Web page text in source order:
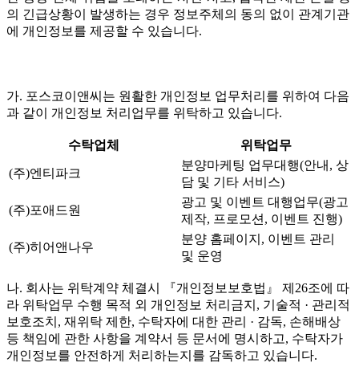
의 긴급상황이 발생하는 경우 정보주체의 동의 없이 관계기관
에 개인정보를 제공할 수 있습니다.
가. 포스코이앤씨는 원활한 개인정보 업무처리를 위하여 다음
과 같이 개인정보 처리업무를 위탁하고 있습니다.
수탁업체 위탁업무
(주)엔티파크
분양마케팅 업무대행(안내, 상
담 및 기타 서비스)
(주)포애드원
광고 및 이벤트 대행업무(광고
제작, 프로모션, 이벤트 진행)
(주)히어앤나우
분양 홈페이지, 이벤트 관리
및 운영
나. 회사는 위탁계약 체결시 『개인정보보호법』 제26조에 따
라 위탁업무 수행 목적 외 개인정보 처리금지, 기술적 · 관리적
보호조치, 재위탁 제한, 수탁자에 대한 관리 · 감독, 손해배상
등 책임에 관한 사항을 계약서 등 문서에 명시하고, 수탁자가
개인정보를 안전하게 처리하는지를 감독하고 있습니다.